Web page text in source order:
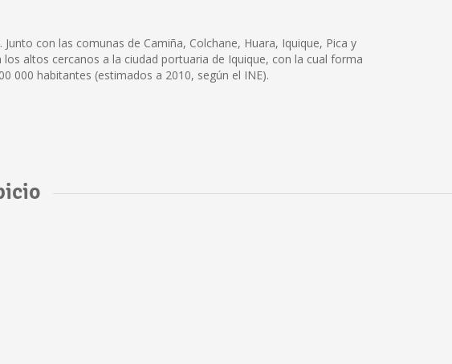
con las comunas de Camiña, Colchane, Huara, Iquique, Pica y
altos cercanos a la ciudad portuaria de Iquique, con la cual forma
000 habitantes (estimados a 2010, según el INE).